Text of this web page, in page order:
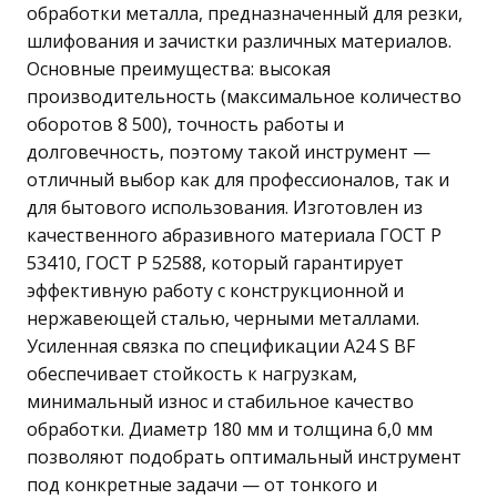
обработки металла, предназначенный для резки,
шлифования и зачистки различных материалов.
Основные преимущества: высокая
производительность (максимальное количество
оборотов 8 500), точность работы и
долговечность, поэтому такой инструмент —
отличный выбор как для профессионалов, так и
для бытового использования. Изготовлен из
качественного абразивного материала ГОСТ Р
53410, ГОСТ Р 52588, который гарантирует
эффективную работу с конструкционной и
нержавеющей сталью, черными металлами.
Усиленная связка по спецификации A24 S BF
обеспечивает стойкость к нагрузкам,
минимальный износ и стабильное качество
обработки. Диаметр 180 мм и толщина 6,0 мм
позволяют подобрать оптимальный инструмент
под конкретные задачи — от тонкого и